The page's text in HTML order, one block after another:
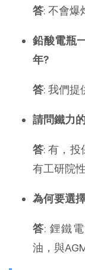
答: 不會爆
鉛酸電瓶
年?
答: 我們提
請問鐵力
答: 有，
有工研院
為何要選
答: 鋰鐵
油，與